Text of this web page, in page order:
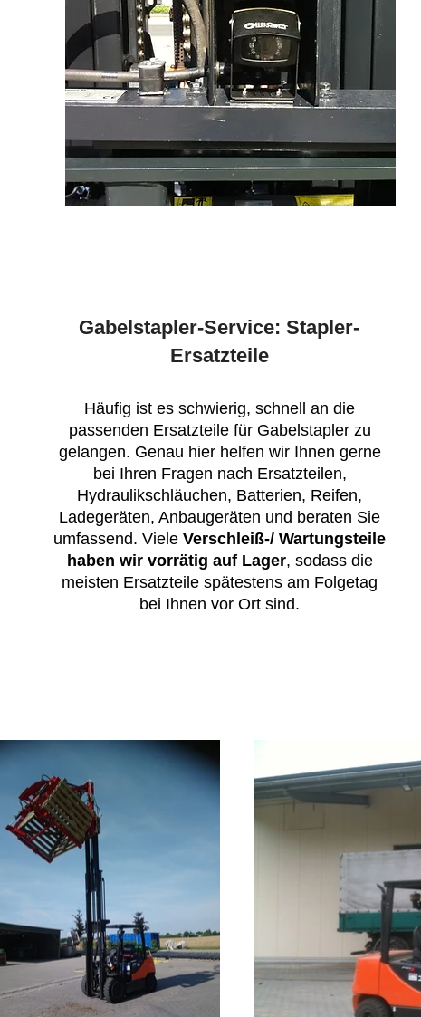
Gabelstapler-Service: Stapler-
Ersatzteile
Häufig ist es schwierig, schnell an die
passenden Ersatzteile für Gabelstapler zu
gelangen. Genau hier helfen wir Ihnen gerne
bei Ihren Fragen nach Ersatzteilen,
Hydraulikschläuchen, Batterien, Reifen,
Ladegeräten, Anbaugeräten und beraten Sie
umfassend. Viele Verschleiß-/ Wartungsteile
haben wir vorrätig auf Lager, sodass die
meisten Ersatzteile spätestens am Folgetag
bei Ihnen vor Ort sind.